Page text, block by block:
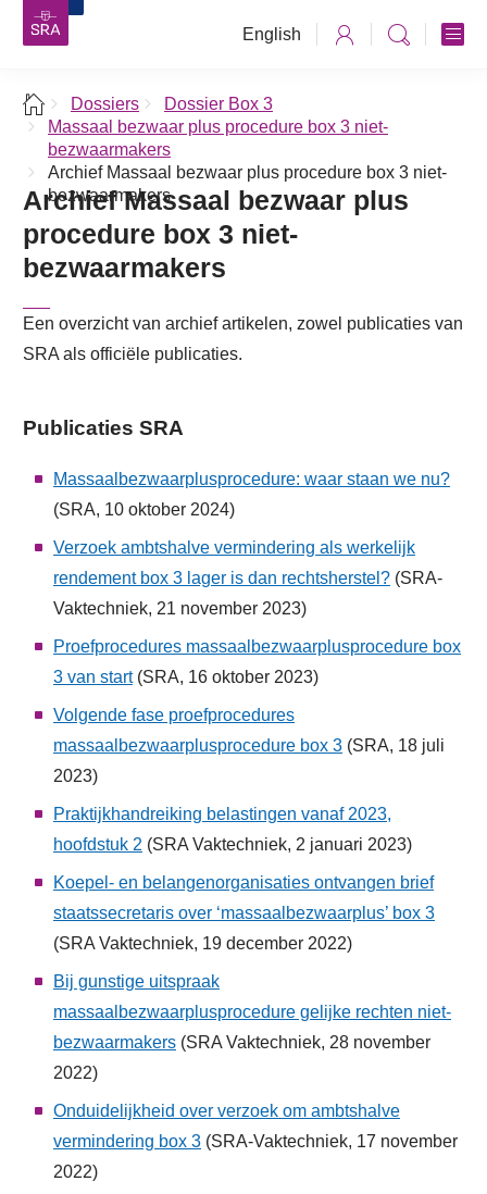
English
Dossiers
Dossier Box 3
Massaal bezwaar plus procedure box 3 niet-
bezwaarmakers
Archief Massaal bezwaar plus procedure box 3 niet-
bezwaarmakers
Archief Massaal bezwaar plus
procedure box 3 niet-
bezwaarmakers
Een overzicht van archief artikelen, zowel publicaties van
SRA als officiële publicaties.
Publicaties SRA
Massaalbezwaarplusprocedure: waar staan we nu?
(SRA, 10 oktober 2024)
Verzoek ambtshalve vermindering als werkelijk
rendement box 3 lager is dan rechtsherstel? (SRA-
Vaktechniek, 21 november 2023)
Proefprocedures massaalbezwaarplusprocedure box
3 van start(SRA, 16 oktober 2023)
Volgende fase proefprocedures
massaalbezwaarplusprocedure box 3 (SRA, 18 juli
2023)
Praktijkhandreiking belastingen vanaf 2023,
hoofdstuk 2 (SRA Vaktechniek, 2 januari 2023)
Koepel- en belangenorganisaties ontvangen brief
staatssecretaris over ‘massaalbezwaarplus’ box 3
(SRA Vaktechniek, 19 december 2022)
Bij gunstige uitspraak
massaalbezwaarplusprocedure gelijke rechten niet-
bezwaarmakers (SRA Vaktechniek, 28 november
2022)
Onduidelijkheid over verzoek om ambtshalve
vermindering box 3 (SRA-Vaktechniek, 17 november
2022)